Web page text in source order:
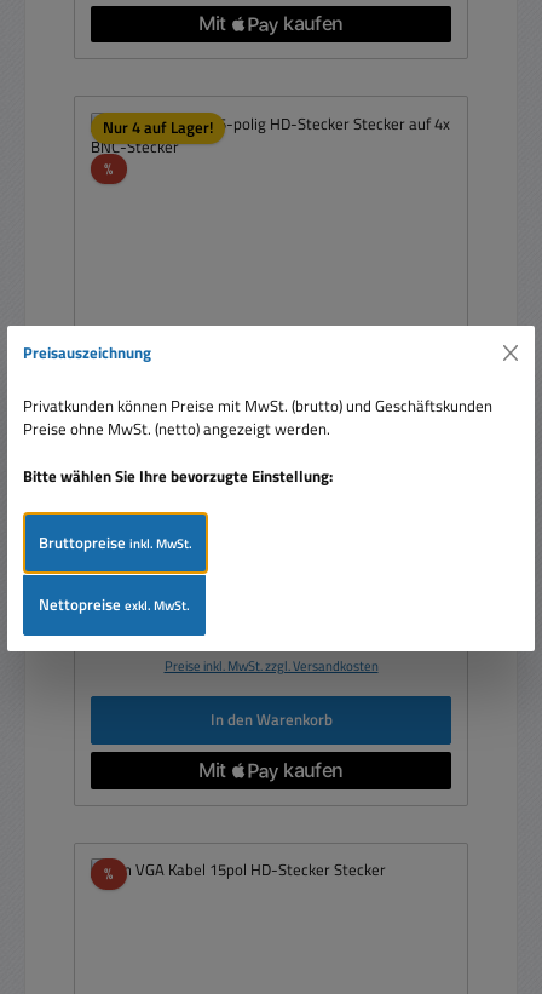
Nur 4 auf Lager!
%Rabatt
2m VGA Kabel 15-polig HD-Stecker Stecker auf
4x BNC-Stecker
Verkaufspreis:
14,75 €
Preise inkl. MwSt. zzgl. Versandkosten
In den Warenkorb
%Rabatt
Preisauszeichnung
Privatkunden können Preise mit MwSt. (brutto) und Geschäftskunden
Preise ohne MwSt. (netto) angezeigt werden.
Bitte wählen Sie Ihre bevorzugte Einstellung:
Bruttopreiseinkl. MwSt.
Nettopreiseexkl. MwSt.